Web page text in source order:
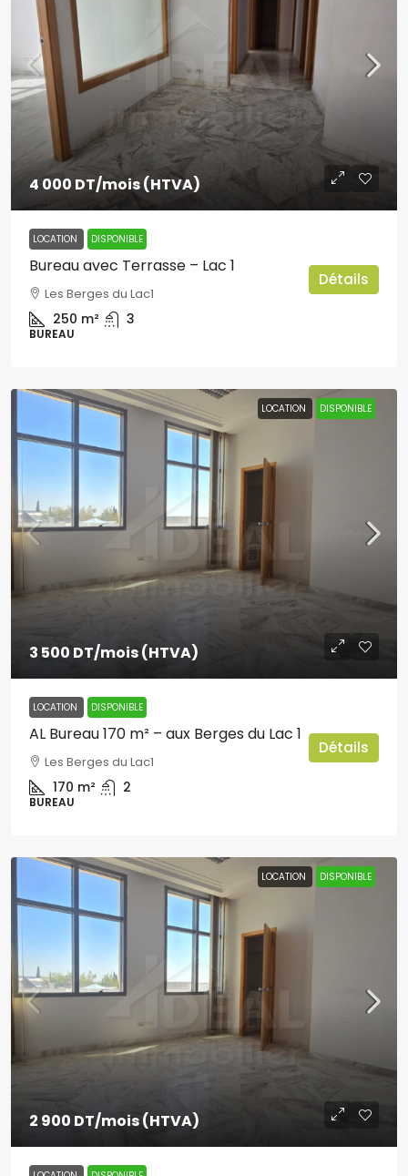
4 000 DT/mois (HTVA)
LOCATION DISPONIBLE
Bureau avec Terrasse – Lac 1
Les Berges du Lac1
250 m² 3
BUREAU
Détails
LOCATION DISPONIBLE
3 500 DT/mois (HTVA)
LOCATION DISPONIBLE
AL Bureau 170 m² – aux Berges du Lac 1
Les Berges du Lac1
170 m² 2
BUREAU
Détails
LOCATION DISPONIBLE
2 900 DT/mois (HTVA)